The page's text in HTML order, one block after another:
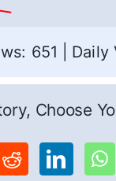
651 Daily
Choose